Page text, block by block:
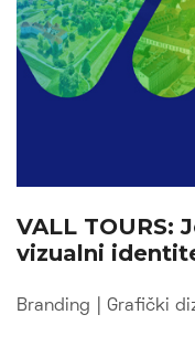
VALL TOURS:
vizualni
Branding Grafički